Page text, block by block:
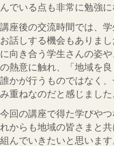
んでいる点も非常に勉強に
講座後の交流時間では、
お話しする機会もありま
に向き合う学生さんの姿
の熱意に触れ、「地域を
誰かが行うものではなく
み重ねなのだと感じました
今回の講座で得た学びや
れからも地域の皆さまと
組んでいきたいと思います